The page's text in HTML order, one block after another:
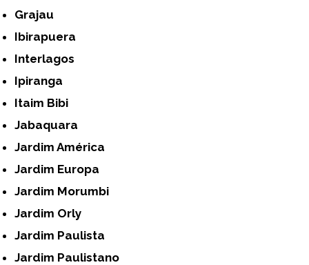
Grajau
Ibirapuera
Interlagos
Ipiranga
Itaim Bibi
Jabaquara
Jardim América
Jardim Europa
Jardim Morumbi
Jardim Orly
Jardim Paulista
Jardim Paulistano